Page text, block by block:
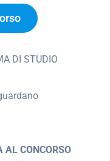
DI STUDIO
AL CONCORSO